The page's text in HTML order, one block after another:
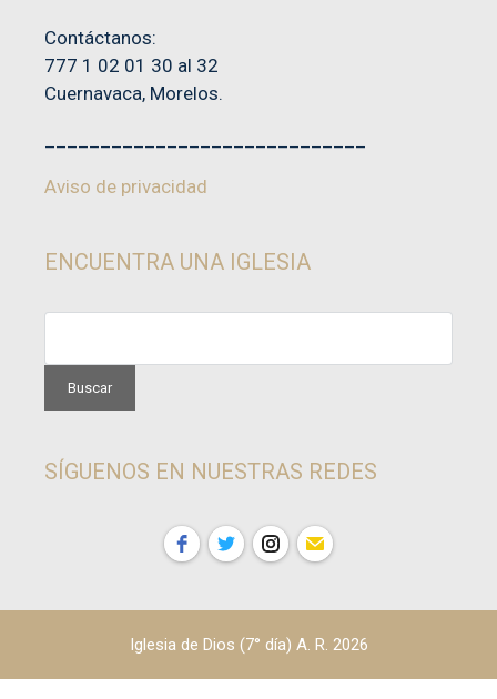
Contáctanos:
777 1 02 01 30 al 32
Cuernavaca, Morelos.
Aviso de privacidad
ENCUENTRA UNA IGLESIA
SÍGUENOS EN NUESTRAS REDES
Iglesia de Dios (7° día) A. R. 2026